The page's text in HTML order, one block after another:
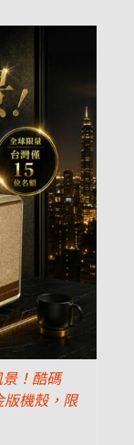
景！酷碼
版機殼，限